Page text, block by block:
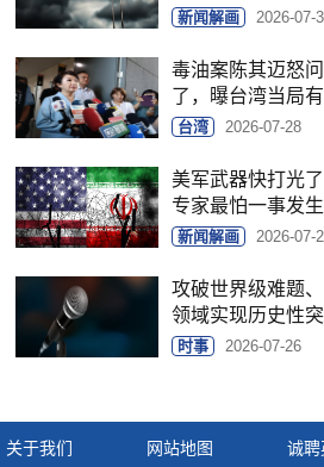
新闻解画 2026-07-
毒油案陈其迈怒
了，曝台湾当局
台湾 2026-07-28
美军武器快打光
专家最怕一事发生
新闻解画 2026-07-
攻破世界级难题
领域实现历史性
时事 2026-07-26
关于我们 网站地图 诚聘